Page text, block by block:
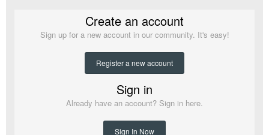
Create an account
Sign up for a new account in our community. It's easy!
Register a new account
Sign in
Already have an account? Sign in here.
Sign In Now